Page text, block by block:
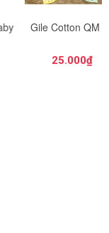
Gile Cotton QM 02
25.000₫